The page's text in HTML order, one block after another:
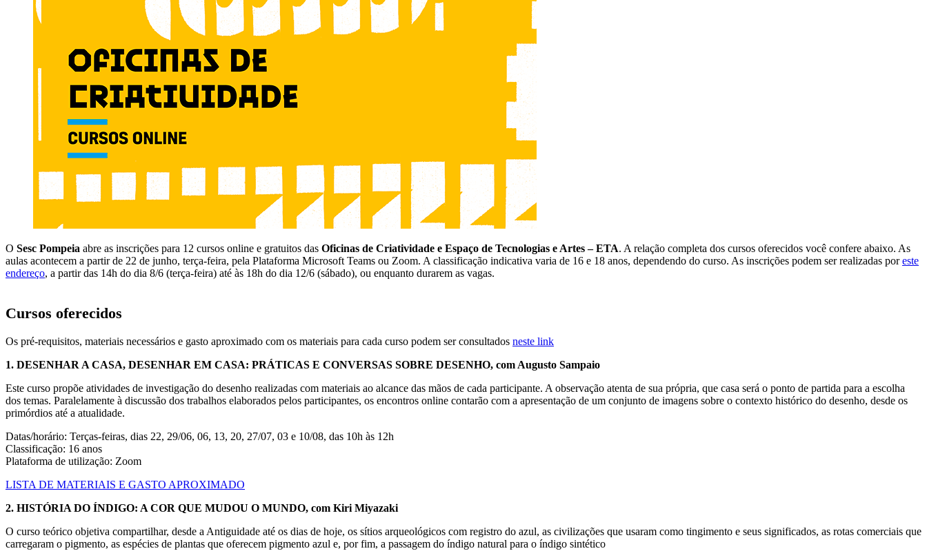
O Sesc Pompeia abre as inscrições para 12 cursos online e gratuitos das Oficinas de Criatividade e Espaço de Tecnologias e Artes – ETA. A relação completa dos cursos oferecidos você confere abaixo. As
aulas acontecem a partir de 22 de junho, terça-feira, pela Plataforma Microsoft Teams ou Zoom. A classificação indicativa varia de 16 e 18 anos, dependendo do curso. As inscrições podem ser realizadas poreste
endereço, a partir das 14h do dia 8/6 (terça-feira) até às 18h do dia 12/6 (sábado), ou enquanto durarem as vagas.
Cursos oferecidos
Os pré-requisitos, materiais necessários e gasto aproximado com os materiais para cada curso podem ser consultados neste link
1. DESENHAR A CASA, DESENHAR EM CASA: PRÁTICAS E CONVERSAS SOBRE DESENHO, com Augusto Sampaio
Este curso propõe atividades de investigação do desenho realizadas com materiais ao alcance das mãos de cada participante. A observação atenta de sua própria, que casa será o ponto de partida para a escolha
dos temas. Paralelamente à discussão dos trabalhos elaborados pelos participantes, os encontros online contarão com a apresentação de um conjunto de imagens sobre o contexto histórico do desenho, desde os
primórdios até a atualidade.
Datas/horário: Terças-feiras, dias 22, 29/06, 06, 13, 20, 27/07, 03 e 10/08, das 10h às 12h
Classificação: 16 anos
Plataforma de utilização: Zoom
LISTA DE MATERIAIS E GASTO APROXIMADO
2. HISTÓRIA DO ÍNDIGO: A COR QUE MUDOU O MUNDO, com Kiri Miyazaki
O curso teórico objetiva compartilhar, desde a Antiguidade até os dias de hoje, os sítios arqueológicos com registro do azul, as civilizações que usaram como tingimento e seus significados, as rotas comerciais que
carregaram o pigmento, as espécies de plantas que oferecem pigmento azul e, por fim, a passagem do índigo natural para o índigo sintético